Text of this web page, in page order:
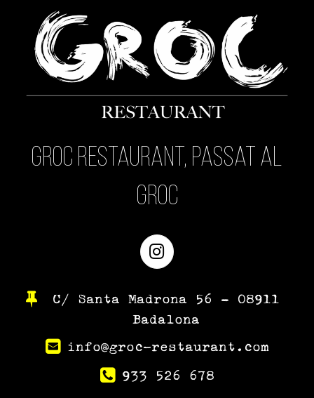
Groc Restaurant, passat al
Groc
Instagram
C/ Santa Madrona 56 – 08911
Badalona
info@groc-restaurant.com
933 526 678